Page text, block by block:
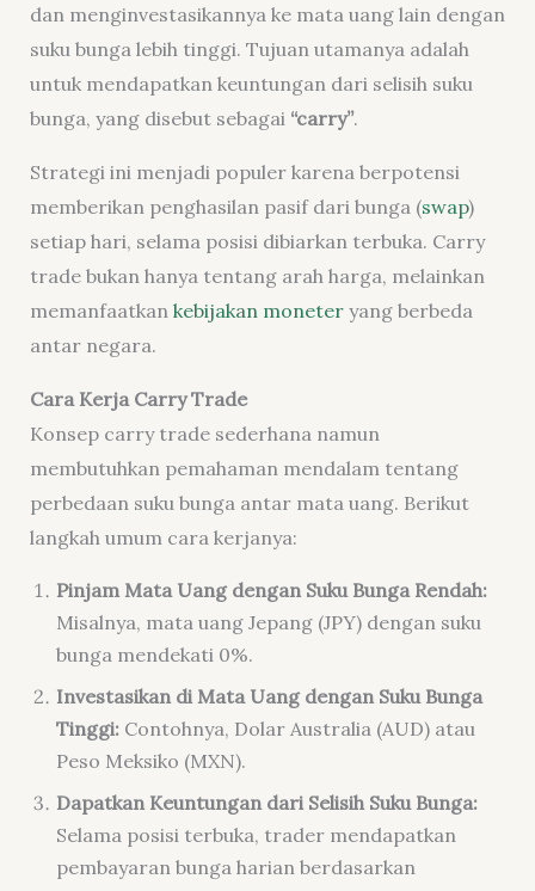
dan menginvestasikannya ke mata uang lain dengan
suku bunga lebih tinggi. Tujuan utamanya adalah
untuk mendapatkan keuntungan dari selisih suku
bunga, yang disebut sebagai “carry”.
Strategi ini menjadi populer karena berpotensi
memberikan penghasilan pasif dari bunga (swap)
setiap hari, selama posisi dibiarkan terbuka. Carry
trade bukan hanya tentang arah harga, melainkan
memanfaatkan kebijakan moneteryang berbeda
antar negara.
Cara Kerja Carry Trade
Konsep carry trade sederhana namun
membutuhkan pemahaman mendalam tentang
perbedaan suku bunga antar mata uang. Berikut
langkah umum cara kerjanya:
Pinjam Mata Uang dengan Suku Bunga Rendah:
Misalnya, mata uang Jepang (JPY) dengan suku
bunga mendekati 0%.
Investasikan di Mata Uang dengan Suku Bunga
Tinggi: Contohnya, Dolar Australia (AUD) atau
Peso Meksiko (MXN).
Dapatkan Keuntungan dari Selisih Suku Bunga:
Selama posisi terbuka, trader mendapatkan
pembayaran bunga harian berdasarkan